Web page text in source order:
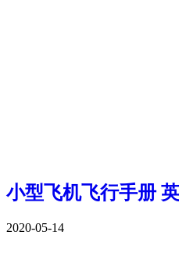
小型飞机飞行手册
2020-05-14